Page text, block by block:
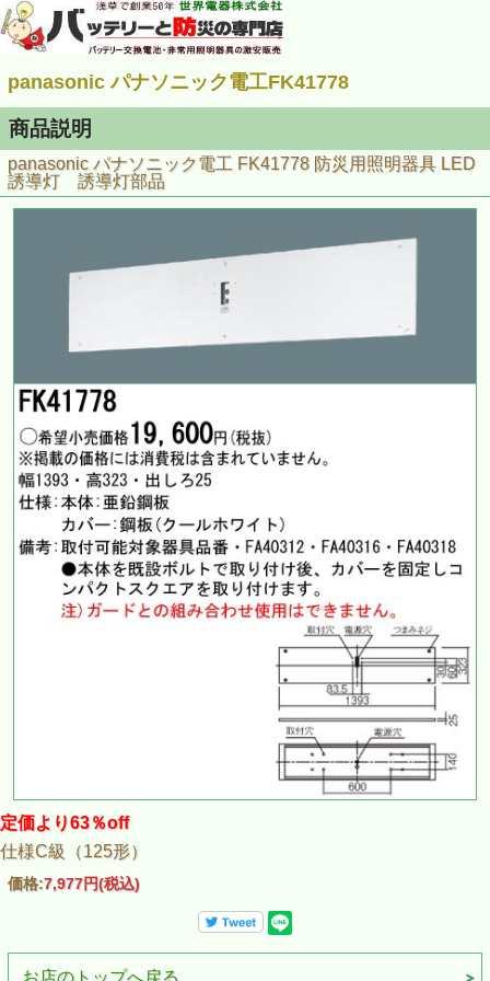
panasonic パナソニック電工FK41778
商品説明
panasonic パナソニック電工 FK41778 防災用照明器具 LED
誘導灯 誘導灯部品
定価より63％off
仕様C級（125形）
価格:7,977円(税込)